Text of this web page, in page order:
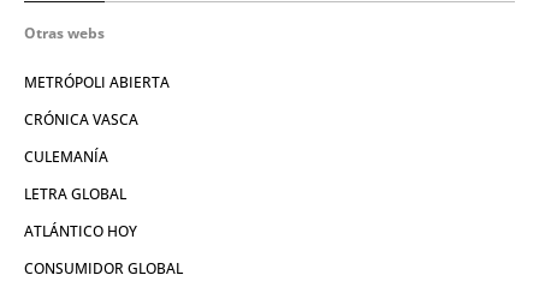
Otras webs
METRÓPOLI ABIERTA
CRÓNICA VASCA
CULEMANÍA
LETRA GLOBAL
ATLÁNTICO HOY
CONSUMIDOR GLOBAL